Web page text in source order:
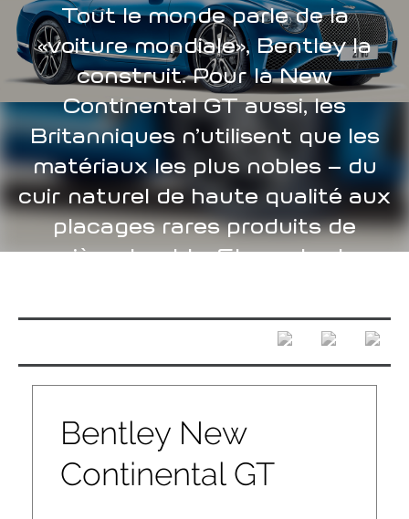
Tout le monde parle de la
«voiture mondiale», Bentley la
construit. Pour la New
Continental GT aussi, les
Britanniques n’utilisent que les
matériaux les plus nobles – du
cuir naturel de haute qualité aux
placages rares produits de
manière durable. Et une horloge
Bentley New
Continental GT